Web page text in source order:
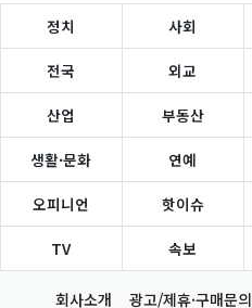
정치 사회
전국 외교
산업 부동산
생활·문화 연예
오피니언 핫이슈
TV 속보
회사소개 광고/제휴·구매문의